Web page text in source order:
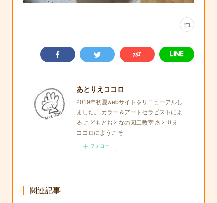
あとりえココロ
2019年初夏webサイトをリニューアルし
ました。 カラー＆アートセラピストによ
る こどもとおとなの図工教室 あとりえ
ココロにようこそ
フォロー
関連記事